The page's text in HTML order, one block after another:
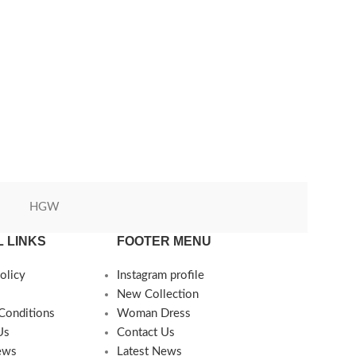
HGW
LINKS FOOTER MENU
Instagram profile
New Collection
Woman Dress
Contact Us
Latest News